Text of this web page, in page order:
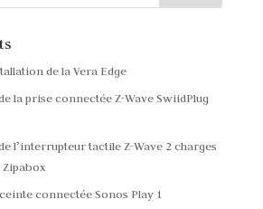
de la Vera Edge
la prise connectée Z-Wave SwiidPlug
l’interrupteur tactile Z-Wave 2 charges
Zipabox
connectée Sonos Play 1